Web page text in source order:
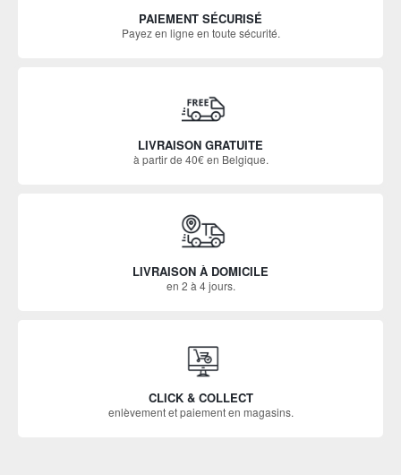
PAIEMENT SÉCURISÉ
Payez en ligne en toute sécurité.
LIVRAISON GRATUITE
à partir de 40€ en Belgique.
LIVRAISON À DOMICILE
en 2 à 4 jours.
CLICK & COLLECT
enlèvement et paiement en magasins.